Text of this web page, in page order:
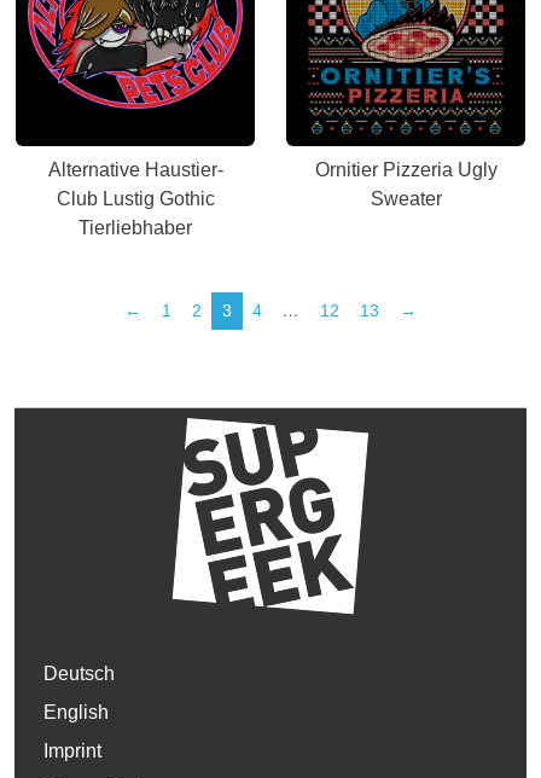
Alternative Haustier-
Club Lustig Gothic
Tierliebhaber
Ornitier Pizzeria Ugly
Sweater
← 1 2 3 4 … 12 13 →
Deutsch
English
Imprint